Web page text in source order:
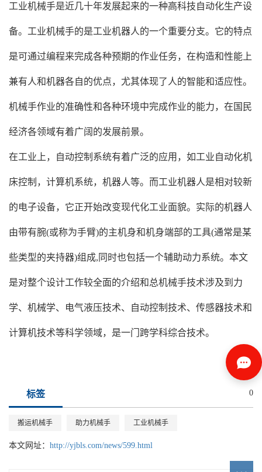
工业机械手是近几十年发展起来的一种高科技自动化生产设
备。工业机械手的是工业机器人的一个重要分支。它的特点
是可通过编程来完成各种预期的作业任务，在构造和性能上
兼有人和机器各自的优点，尤其体现了人的智能和适应性。
机械手作业的准确性和各种环境中完成作业的能力，在国民
经济各领域有着广阔的发展前景。
在工业上，自动控制系统有着广泛的应用，如工业自动化机
床控制，计算机系统，机器人等。而工业机器人是相对较新
的电子设备，它正开始改变现代化工业面貌。实际的机器人
由带有腕(或称为手臂)的主机身和机身端部的工具(通常是某
些类型的夹持器)组成,同时也包括一个辅助动力系统。本文
是对整个设计工作较全面的介绍和总机械手技术涉及到力
学、机械学、电气液压技术、自动控制技术、传感器技术和
计算机技术等科学领域，是一门跨学科综合技术。
标签 0
搬运机械手 助力机械手 工业机械手
本文网址： http://yjbls.com/news/599.html